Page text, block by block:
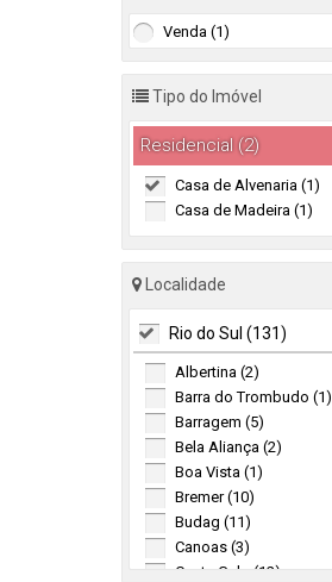
Venda (1)
Tipo do Imóvel
Residencial (2)
Casa de Alvenaria (1)
Casa de Madeira (1)
Localidade
Rio do Sul (131)
Albertina (2)
Barra do Trombudo (1)
Barragem (5)
Bela Aliança (2)
Boa Vista (1)
Bremer (10)
Budag (11)
Canoas (3)
Canta Galo (12)